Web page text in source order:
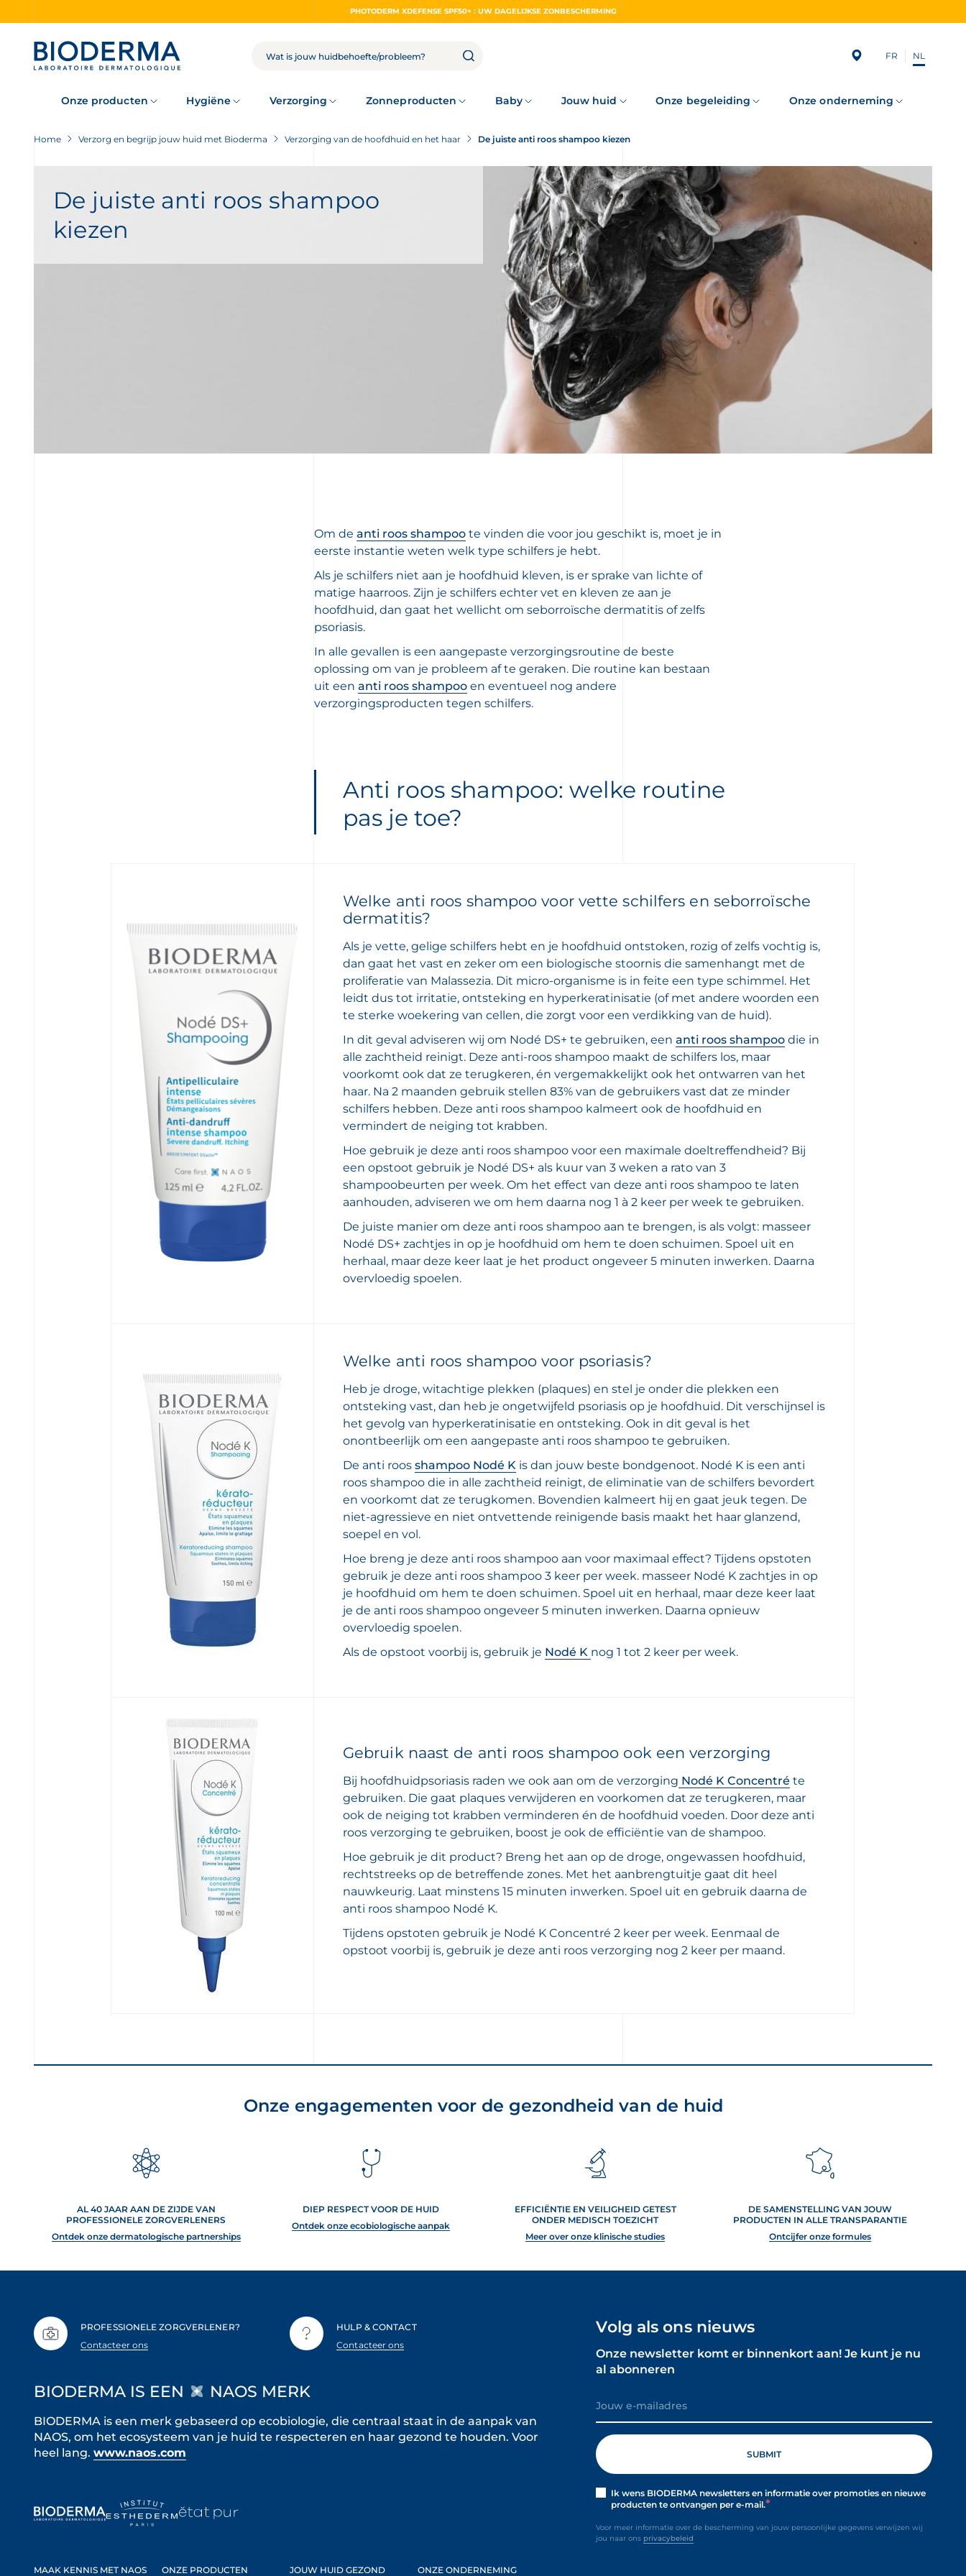
PHOTODERM XDEFENSE SPF50+ : UW DAGELIJKSE ZONBESCHERMING
ZOEKOPDRACHT
Subscribing
FR NL
Onze producten Hygiëne Verzorging Zonneproducten Baby Jouw huid Onze begeleiding Onze onderneming
Home Verzorg en begrijp jouw huid met Bioderma Verzorging van de hoofdhuid en het haar De juiste anti roos shampoo kiezen
De juiste anti roos shampoo
kiezen
Om de anti roos shampoote vinden die voor jou geschikt is, moet je in
eerste instantie weten welk type schilfers je hebt.
Als je schilfers niet aan je hoofdhuid kleven, is er sprake van lichte of
matige haarroos. Zijn je schilfers echter vet en kleven ze aan je
hoofdhuid, dan gaat het wellicht om seborroïsche dermatitis of zelfs
psoriasis.
In alle gevallen is een aangepaste verzorgingsroutine de beste
oplossing om van je probleem af te geraken. Die routine kan bestaan
uit een anti roos shampooen eventueel nog andere
verzorgingsproducten tegen schilfers.
Anti roos shampoo: welke routine
pas je toe?
Welke anti roos shampoo voor vette schilfers en seborroïsche
dermatitis?
Als je vette, gelige schilfers hebt en je hoofdhuid ontstoken, rozig of zelfs vochtig is,
dan gaat het vast en zeker om een biologische stoornis die samenhangt met de
proliferatie van Malassezia. Dit micro-organisme is in feite een type schimmel. Het
leidt dus tot irritatie, ontsteking en hyperkeratinisatie (of met andere woorden een
te sterke woekering van cellen, die zorgt voor een verdikking van de huid).
In dit geval adviseren wij om Nodé DS+ te gebruiken, een anti roos shampoodie in
alle zachtheid reinigt. Deze anti-roos shampoo maakt de schilfers los, maar
voorkomt ook dat ze terugkeren, én vergemakkelijkt ook het ontwarren van het
haar. Na 2 maanden gebruik stellen 83% van de gebruikers vast dat ze minder
schilfers hebben. Deze anti roos shampoo kalmeert ook de hoofdhuid en
vermindert de neiging tot krabben.
Hoe gebruik je deze anti roos shampoo voor een maximale doeltreffendheid? Bij
een opstoot gebruik je Nodé DS+ als kuur van 3 weken a rato van 3
shampoobeurten per week. Om het effect van deze anti roos shampoo te laten
aanhouden, adviseren we om hem daarna nog 1 à 2 keer per week te gebruiken.
De juiste manier om deze anti roos shampoo aan te brengen, is als volgt: masseer
Nodé DS+ zachtjes in op je hoofdhuid om hem te doen schuimen. Spoel uit en
herhaal, maar deze keer laat je het product ongeveer 5 minuten inwerken. Daarna
overvloedig spoelen.
Welke anti roos shampoo voor psoriasis?
Heb je droge, witachtige plekken (plaques) en stel je onder die plekken een
ontsteking vast, dan heb je ongetwijfeld psoriasis op je hoofdhuid. Dit verschijnsel is
het gevolg van hyperkeratinisatie en ontsteking. Ook in dit geval is het
onontbeerlijk om een aangepaste anti roos shampoo te gebruiken.
De anti roos shampoo Nodé Kis dan jouw beste bondgenoot. Nodé K is een anti
roos shampoo die in alle zachtheid reinigt, de eliminatie van de schilfers bevordert
en voorkomt dat ze terugkomen. Bovendien kalmeert hij en gaat jeuk tegen. De
niet-agressieve en niet ontvettende reinigende basis maakt het haar glanzend,
soepel en vol.
Hoe breng je deze anti roos shampoo aan voor maximaal effect? Tijdens opstoten
gebruik je deze anti roos shampoo 3 keer per week. masseer Nodé K zachtjes in op
je hoofdhuid om hem te doen schuimen. Spoel uit en herhaal, maar deze keer laat
je de anti roos shampoo ongeveer 5 minuten inwerken. Daarna opnieuw
overvloedig spoelen.
Als de opstoot voorbij is, gebruik je Nodé K nog 1 tot 2 keer per week.
Gebruik naast de anti roos shampoo ook een verzorging
Bij hoofdhuidpsoriasis raden we ook aan om de verzorging Nodé K Concentré te
gebruiken. Die gaat plaques verwijderen en voorkomen dat ze terugkeren, maar
ook de neiging tot krabben verminderen én de hoofdhuid voeden. Door deze anti
roos verzorging te gebruiken, boost je ook de efficiëntie van de shampoo.
Hoe gebruik je dit product? Breng het aan op de droge, ongewassen hoofdhuid,
rechtstreeks op de betreffende zones. Met het aanbrengtuitje gaat dit heel
nauwkeurig. Laat minstens 15 minuten inwerken. Spoel uit en gebruik daarna de
anti roos shampoo Nodé K.
Tijdens opstoten gebruik je Nodé K Concentré 2 keer per week. Eenmaal de
opstoot voorbij is, gebruik je deze anti roos verzorging nog 2 keer per maand.
Onze engagementen voor de gezondheid van de huid
AL 40 JAAR AAN DE ZIJDE VAN
PROFESSIONELE ZORGVERLENERS
Ontdek onze dermatologische partnerships
DIEP RESPECT VOOR DE HUID
Ontdek onze ecobiologische aanpak
EFFICIËNTIE EN VEILIGHEID GETEST
ONDER MEDISCH TOEZICHT
Meer over onze klinische studies
DE SAMENSTELLING VAN JOUW
PRODUCTEN IN ALLE TRANSPARANTIE
Ontcijfer onze formules
PROFESSIONELE ZORGVERLENER?
Contacteer ons
HULP & CONTACT
Contacteer ons
Volg als ons nieuws
Onze newsletter komt er binnenkort aan! Je kunt je nu
al abonneren
Ik wens BIODERMA newsletters en informatie over promoties en nieuwe
producten te ontvangen per e-mail.
Voor meer informatie over de bescherming van jouw persoonlijke gegevens verwijzen wij
jou naar ons privacybeleid
BIODERMA IS EEN NAOS MERK
BIODERMA is een merk gebaseerd op ecobiologie, die centraal staat in de aanpak van
NAOS, om het ecosysteem van je huid te respecteren en haar gezond te houden. Voor
heel lang. www.naos.com
MAAK KENNIS MET NAOS ONZE PRODUCTEN
JOUW HUID GEZOND
ONZE ONDERNEMING